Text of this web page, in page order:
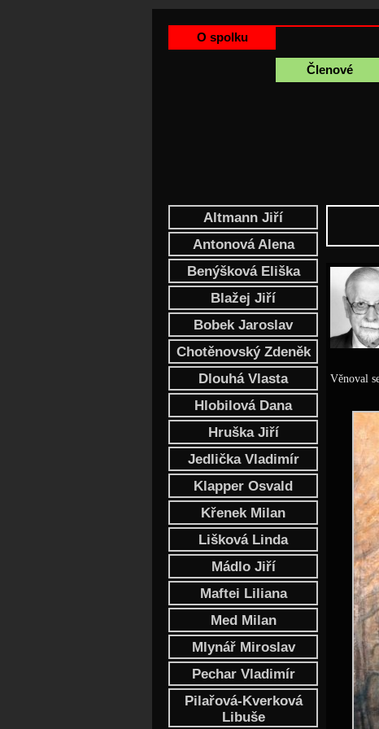
O spolku
Členové
Altmann Jiří
Antonová Alena
Benýšková Eliška
Blažej Jiří
Bobek Jaroslav
Chotěnovský Zdeněk
Dlouhá Vlasta
Hlobilová Dana
Hruška Jiří
Jedlička Vladimír
Klapper Osvald
Křenek Milan
Lišková Linda
Mádlo Jiří
Maftei Liliana
Med Milan
Mlynář Miroslav
Pechar Vladimír
Pilařová-Kverková
Libuše
Věnoval